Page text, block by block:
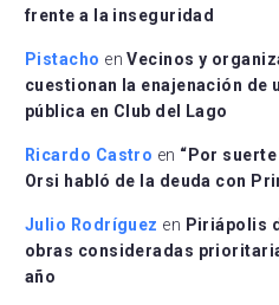
frente a la inseguridad
Pistacho enVecinos y
cuestionan la enajenación de
pública en Club del Lago
Ricardo Castro en “Por
Orsi habló de la deuda con
Julio Rodríguez en Piriápolis
obras consideradas
año